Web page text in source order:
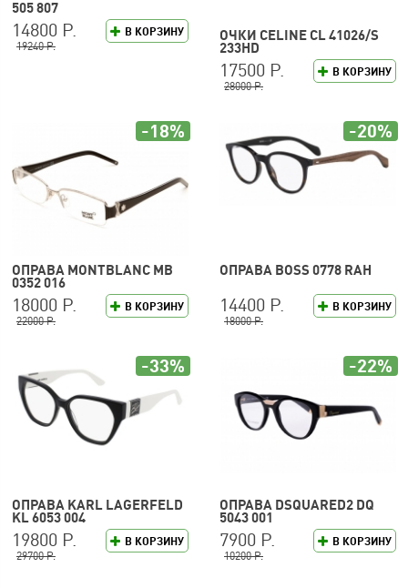
505 807
В КОРЗИНУ
14800 Р.
19240 Р.
ОЧКИ CELINE CL 41026/S
233HD
В КОРЗИНУ
17500 Р.
28000 Р.
ОПРАВА MONTBLANC MB
0352 016
В КОРЗИНУ
18000 Р.
22000 Р.
-18%
ОПРАВА BOSS 0778 RAH
В КОРЗИНУ
14400 Р.
18000 Р.
-20%
ОПРАВА KARL LAGERFELD
KL 6053 004
В КОРЗИНУ
19800 Р.
29700 Р.
-33%
ОПРАВА DSQUARED2 DQ
5043 001
В КОРЗИНУ
7900 Р.
10200 Р.
-22%